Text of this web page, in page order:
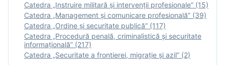
Catedra „Instruire militară şi intervenţii profesionale” (15)
Catedra „Management și comunicare profesională” (39)
Catedra „Ordine și securitate publică” (117)
Catedra „Procedură penală, criminalistică și securitate
informațională” (217)
Catedra „Securitate a frontierei, migrație și azil” (2)